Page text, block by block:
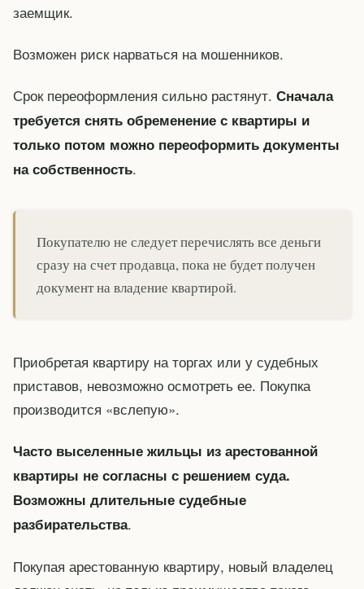
заемщик.
Возможен риск нарваться на мошенников.
Срок переоформления сильно растянут. Сначала
требуется снять обременение с квартиры и
только потом можно переоформить документы
на собственность.
Покупателю не следует перечислять все деньги
сразу на счет продавца, пока не будет получен
документ на владение квартирой.
Приобретая квартиру на торгах или у судебных
приставов, невозможно осмотреть ее. Покупка
производится «вслепую».
Часто выселенные жильцы из арестованной
квартиры не согласны с решением суда.
Возможны длительные судебные
разбирательства.
Покупая арестованную квартиру, новый владелец